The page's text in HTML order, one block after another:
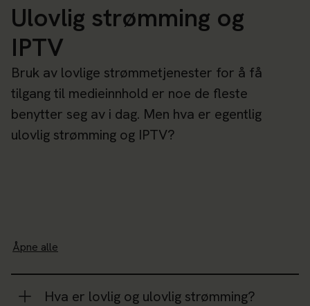
Ulovlig strømming og
IPTV
Bruk av lovlige strømmetjenester for å få
tilgang til medieinnhold er noe de fleste
benytter seg av i dag. Men hva er egentlig
ulovlig strømming og IPTV?
Åpne alle
Hva er lovlig og ulovlig strømming?